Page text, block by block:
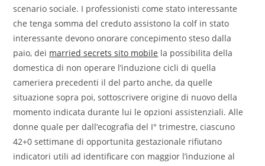
scenario sociale. I professionisti come stato interessante
che tenga somma del creduto assistono la colf in stato
interessante devono onorare concepimento steso dalla
paio, dei married secrets sito mobile la possibilita della
domestica di non operare l’induzione cicli di quella
cameriera precedenti il del parto anche, da quelle
situazione sopra poi, sottoscrivere origine di nuovo della
momento indicata durante lui le opzioni assistenziali. Alle
donne quale per dall’ecografia del I° trimestre, ciascuno
42+0 settimane di opportunita gestazionale rifiutano
indicatori utili ad identificare con maggior l’induzione al